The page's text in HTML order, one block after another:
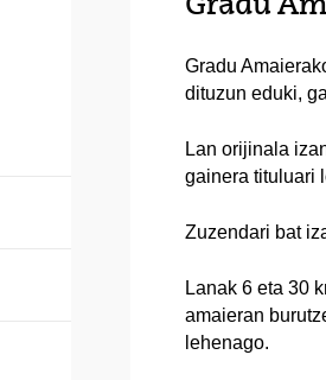
Gradu
dituzun eduki,
Lan orijinala
gainera tituluari
Zuzendari bat
Lanak 6 eta 30
amaieran
lehenago.